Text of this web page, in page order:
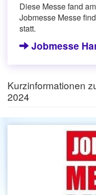
Diese Messe fand
Jobmesse Messe
statt.
Jobmesse
Kurzinformationen
2024